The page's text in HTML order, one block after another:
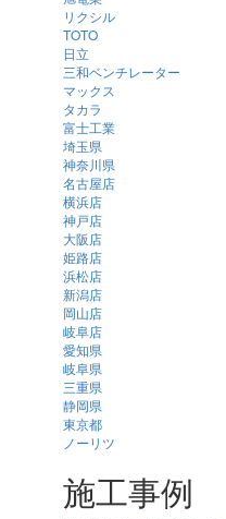
リクシル
TOTO
日立
三和ベンチレーター
マックス
タカラ
富士工業
埼玉県
神奈川県
名古屋店
横浜店
神戸店
大阪店
姫路店
浜松店
新潟店
岡山店
岐阜店
愛知県
岐阜県
三重県
静岡県
東京都
ノーリツ
施工事例